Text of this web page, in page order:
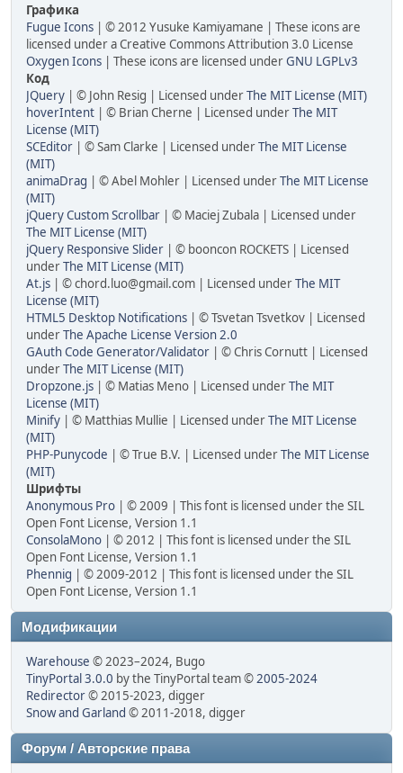
Графика
Fugue Icons | © 2012 Yusuke Kamiyamane | These icons are
licensed under a Creative Commons Attribution 3.0 License
Oxygen Icons | These icons are licensed underGNU LGPLv3
Код
JQuery | © John Resig | Licensed underThe MIT License (MIT)
hoverIntent | © Brian Cherne | Licensed underThe MIT
License (MIT)
SCEditor | © Sam Clarke | Licensed underThe MIT License
(MIT)
animaDrag | © Abel Mohler | Licensed underThe MIT License
(MIT)
jQuery Custom Scrollbar | © Maciej Zubala | Licensed under
The MIT License (MIT)
jQuery Responsive Slider | © booncon ROCKETS | Licensed
underThe MIT License (MIT)
At.js | © chord.luo@gmail.com | Licensed underThe MIT
License (MIT)
HTML5 Desktop Notifications | © Tsvetan Tsvetkov | Licensed
underThe Apache License Version 2.0
GAuth Code Generator/Validator | © Chris Cornutt | Licensed
underThe MIT License (MIT)
Dropzone.js | © Matias Meno | Licensed underThe MIT
License (MIT)
Minify | © Matthias Mullie | Licensed underThe MIT License
(MIT)
PHP-Punycode | © True B.V. | Licensed underThe MIT License
(MIT)
Шрифты
Anonymous Pro | © 2009 | This font is licensed under the SIL
Open Font License, Version 1.1
ConsolaMono | © 2012 | This font is licensed under the SIL
Open Font License, Version 1.1
Phennig | © 2009-2012 | This font is licensed under the SIL
Open Font License, Version 1.1
Модификации
Warehouse © 2023–2024, Bugo
TinyPortal 3.0.0 by the TinyPortal team ©2005-2024
Redirector© 2015-2023, digger
Snow and Garland © 2011-2018, digger
Форум / Авторские права